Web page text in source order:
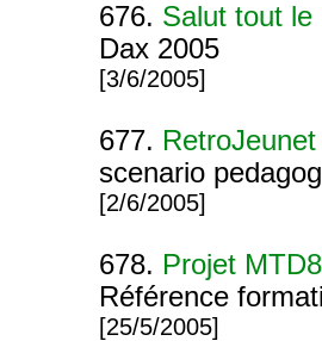
676. Salut tout le
Dax 2005
[3/6/2005]
677. RetroJeunet
scenario
[2/6/2005]
678. Projet
Référence
[25/5/2005]